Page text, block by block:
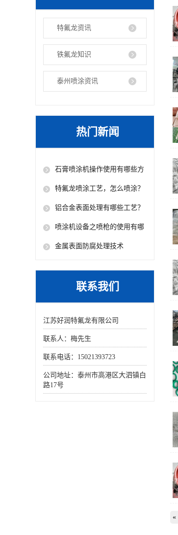
特氟龙资讯
铁氟龙知识
泰州喷涂资讯
热门新闻
石膏喷涂机操作使用有哪些方
特氟龙喷涂工艺，怎么喷涂？
铝合金表面处理有哪些工艺？
喷涂机设备之喷枪的使用有哪
金属表面防腐处理技术
联系我们
江苏好润特氟龙有限公司
联系人：梅先生
联系电话：15021393723
公司地址：泰州市高港区大泗镇白
路17号
«